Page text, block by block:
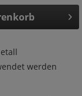
werden